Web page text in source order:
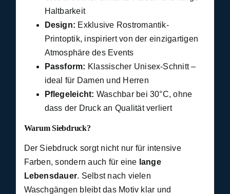
Haltbarkeit
Design: Exklusive Rostromantik-
Printoptik, inspiriert von der einzigartigen
Atmosphäre des Events
Passform: Klassischer Unisex-Schnitt –
ideal für Damen und Herren
Pflegeleicht: Waschbar bei 30°C, ohne
dass der Druck an Qualität verliert
Warum Siebdruck?
Der Siebdruck sorgt nicht nur für intensive
Farben, sondern auch für eine lange
Lebensdauer. Selbst nach vielen
Waschgängen bleibt das Motiv klar und